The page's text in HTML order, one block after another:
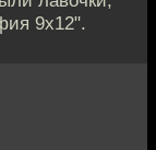
9х12".